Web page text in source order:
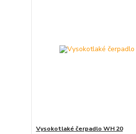
Vysokotlaké čerpadlo WH 20